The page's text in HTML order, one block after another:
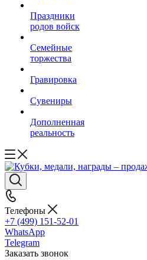
Праздники
родов войск
Семейные
торжества
Гравировка
Сувениры
Дополненная
реальность
Телефоны
+7 (499) 151-52-01
WhatsApp
Telegram
Заказать звонок